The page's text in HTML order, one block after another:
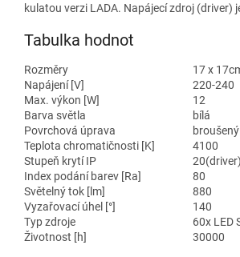
kulatou verzi LADA. Napájecí zdroj (driver)
Tabulka hodnot
Rozměry
17 x
Napájení [V]
220-240
Max. výkon [W]
12
Barva světla
bílá
Povrchová úprava
Teplota chromatičnosti [K]
4100
Stupeň krytí IP
Index podání barev [Ra]
80
Světelný tok [lm]
880
Vyzařovací úhel [°]
140
Typ zdroje
60x LED
Životnost [h]
30000